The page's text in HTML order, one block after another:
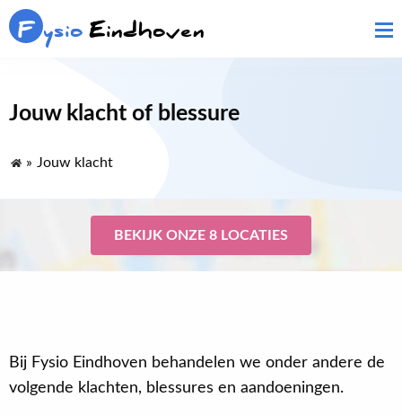
F ysioEindhoven
Jouw klacht of blessure
» Jouw klacht
BEKIJK ONZE 8 LOCATIES
Bij Fysio Eindhoven behandelen we onder andere de
volgende klachten, blessures en aandoeningen.